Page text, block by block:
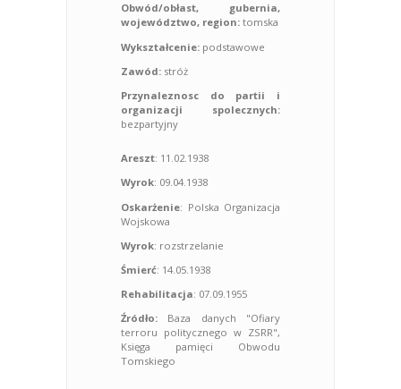
Obwód/obłast, gubernia,
województwo, region: tomska
Wykształcenie: podstawowe
Zawód: stróż
Przynaleznosc do partii i
organizacji spolecznych:
bezpartyjny
Areszt: 11.02.1938
Wyrok: 09.04.1938
Oskarżenie: Polska Organizacja
Wojskowa
Wyrok: rozstrzelanie
Śmierć: 14.05.1938
Rehabilitacja: 07.09.1955
Źródło: Baza danych "Ofiary
terroru politycznego w ZSRR",
Księga pamięci Obwodu
Tomskiego